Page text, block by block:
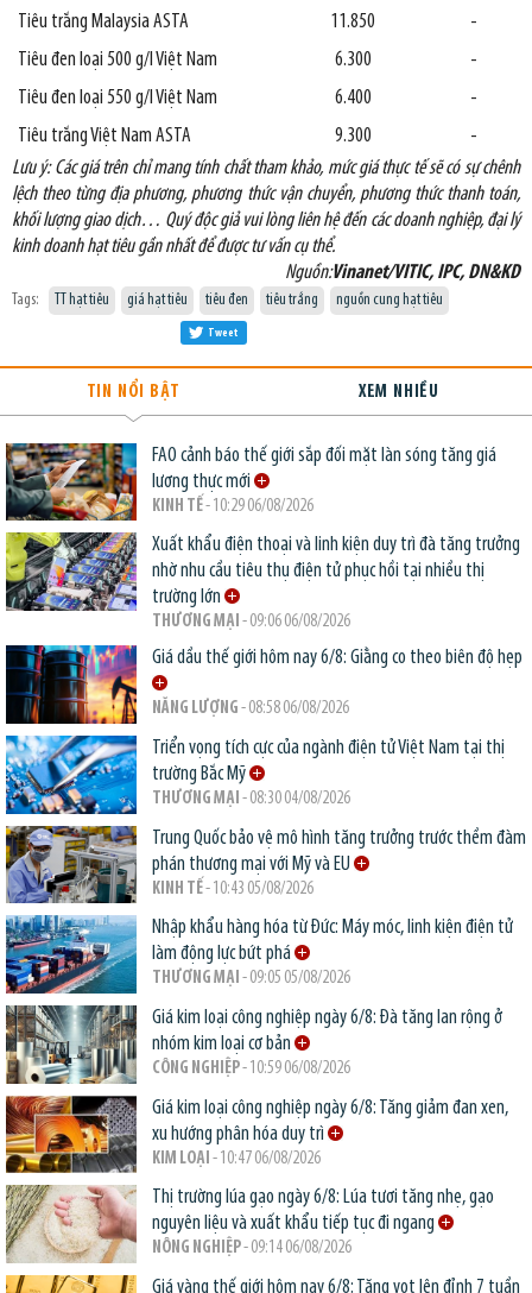
Tiêu trắng Malaysia ASTA
11.850
-
Tiêu đen loại 500 g/l Việt Nam
6.300
-
Tiêu đen loại 550 g/l Việt Nam
6.400
-
Tiêu trắng Việt Nam ASTA
9.300
-
Lưu ý: Các giá trên chỉ mang tính chất tham khảo, mức giá thực tế sẽ có sự chênh
lệch theo từng địa phương, phương thức vận chuyển, phương thức thanh toán,
khối lượng giao dịch… Quý độc giả vui lòng liên hệ đến các doanh nghiệp, đại lý
kinh doanh hạt tiêu gần nhất để được tư vấn cụ thể.
Nguồn:Vinanet/VITIC, IPC, DN&KD
Tags: TT hạt tiêu giá hạt tiêu tiêu đen tiêu trắng nguồn cung hạt tiêu
Tweet
TIN NỔI BẬT XEM NHIỀU
FAO cảnh báo thế giới sắp đối mặt làn sóng tăng giá
lương thực mới
KINH TẾ- 10:29 06/08/2026
Xuất khẩu điện thoại và linh kiện duy trì đà tăng trưởng
nhờ nhu cầu tiêu thụ điện tử phục hồi tại nhiều thị
trường lớn
THƯƠNG MẠI - 09:06 06/08/2026
Giá dầu thế giới hôm nay 6/8: Giằng co theo biên độ hẹp
NĂNG LƯỢNG - 08:58 06/08/2026
Triển vọng tích cực của ngành điện tử Việt Nam tại thị
trường Bắc Mỹ
THƯƠNG MẠI - 08:30 04/08/2026
Trung Quốc bảo vệ mô hình tăng trưởng trước thềm đàm
phán thương mại với Mỹ và EU
KINH TẾ- 10:43 05/08/2026
Nhập khẩu hàng hóa từ Đức: Máy móc, linh kiện điện tử
làm động lực bứt phá
THƯƠNG MẠI - 09:05 05/08/2026
Giá kim loại công nghiệp ngày 6/8: Đà tăng lan rộng ở
nhóm kim loại cơ bản
CÔNG NGHIỆP- 10:59 06/08/2026
Giá kim loại công nghiệp ngày 6/8: Tăng giảm đan xen,
xu hướng phân hóa duy trì
KIM LOẠI - 10:47 06/08/2026
Thị trường lúa gạo ngày 6/8: Lúa tươi tăng nhẹ, gạo
nguyên liệu và xuất khẩu tiếp tục đi ngang
NÔNG NGHIỆP- 09:14 06/08/2026
Giá vàng thế giới hôm nay 6/8: Tăng vọt lên đỉnh 7 tuần